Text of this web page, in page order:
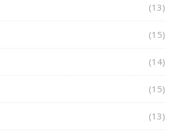
(13)
(15)
(14)
(15)
(13)